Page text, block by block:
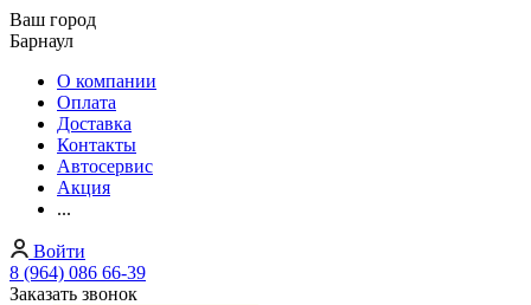
Ваш город
Барнаул
О компании
Оплата
Доставка
Контакты
Автосервис
Акция
...
Войти
8 (964) 086 66-39
Заказать звонок